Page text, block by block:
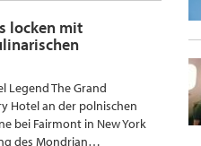
locken mit
Legend The Grand
Hotel an der polnischen
bei Fairmont in New York
des Mondrian…